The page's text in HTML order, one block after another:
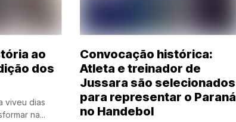
ao
dos
viveu dias
na...
Convocação histórica:
Atleta e treinador de
Jussara são selecionados
para representar o Paraná
no Handebol